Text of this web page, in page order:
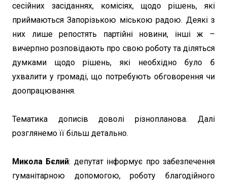
сесійних засіданнях, комісіях, щодо рішень, які
приймаються Запорізькою міською радою. Деякі з
них лише репостять партійні новини, інші ж –
вичерпно розповідають про свою роботу та діляться
думками щодо рішень, які необхідно було б
ухвалити у громаді, що потребують обговорення чи
доопрацювання.
Тематика дописів доволі різнопланова. Далі
розглянемо її більш детально.
Микола Бєлий: депутат інформує про забезпечення
гуманітарною допомогою, роботу благодійного